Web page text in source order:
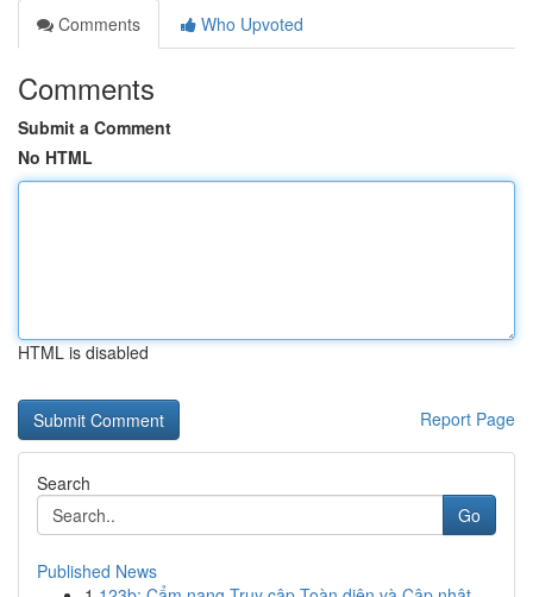
Comments
Who Upvoted
Comments
Submit a Comment
No HTML
HTML is disabled
Report Page
Search
Go
Published News